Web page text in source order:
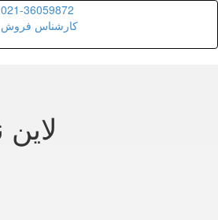
021-36059872
کارشناس فروش